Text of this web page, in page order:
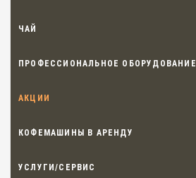
ЧАЙ
ПРОФЕССИОНАЛЬНОЕ ОБОРУДОВАНИЕ
АКЦИИ
КОФЕМАШИНЫ В АРЕНДУ
УСЛУГИ/СЕРВИС